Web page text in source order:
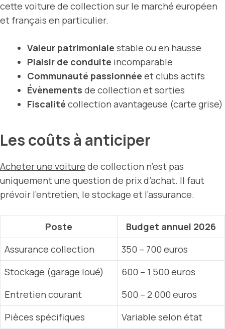
cette voiture de collection sur le marché européen
et français en particulier.
Valeur patrimoniale stable ou en hausse
Plaisir de conduite incomparable
Communauté passionnée et clubs actifs
Évènements de collection et sorties
Fiscalité collection avantageuse (carte grise)
Les coûts à anticiper
Acheter une voiture de collection n’est pas
uniquement une question de prix d’achat. Il faut
prévoir l’entretien, le stockage et l’assurance.
Poste
Budget annuel 2026
Assurance collection
350 – 700 euros
Stockage (garage loué)
600 – 1 500 euros
Entretien courant
500 – 2 000 euros
Pièces spécifiques
Variable selon état